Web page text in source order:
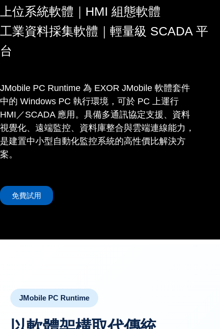
上位系統軟體｜HMI 組態軟體
工業資料採集軟體｜輕量級 SCADA 平
台
JMobile PC Runtime 為 EXOR JMobile 軟體套件
中的 Windows PC 執行環境，可於 PC 上運行
HMI／SCADA 應用。具備多通訊協定支援、資料
視覺化、遠端監控、資料庫整合與雲端連線能力，
是建置中小型自動化監控系統的高性價比解決方
案。
免費試用
JMobile PC Runtime